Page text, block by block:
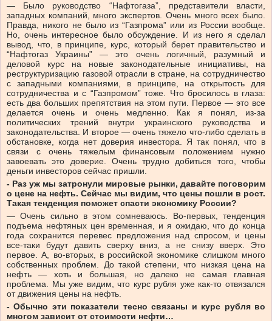
— Было руководство “Нафтогаза”, представители власти,
западных компаний, много экспертов. Очень много всех было.
Правда, никого не было из “Газпрома” или из России вообще.
Но, очень интересное было обсуждение. И из него я сделал
вывод, что, в принципе, курс, который берет правительство и
“Нафтогаз Украины” — это очень логичный, разумный и
деловой курс на новые законодательные инициативы, на
реструктуризацию газовой отрасли в стране, на сотрудничество
с западными компаниями, в принципе, на открытость для
сотрудничества и с “Газпромом” тоже. Что бросилось в глаза:
есть два больших препятствия на этом пути. Первое — это все
делается очень и очень медленно. Как я понял, из-за
политических трений внутри украинского руководства и
законодательства. И второе — очень тяжело что-либо сделать в
обстановке, когда нет доверия инвестора. Я так понял, что в
связи с очень тяжелым финансовым положением нужно
завоевать это доверие. Очень трудно добиться того, чтобы
деньги инвесторов сейчас пришли.
- Раз уж мы затронули мировые рынки, давайте поговорим
о цене на нефть. Сейчас мы видим, что цены пошли в рост.
Такая тенденция поможет спасти экономику России?
— Очень сильно в этом сомневаюсь. Во-первых, тенденция
подъема нефтяных цен временная, и я ожидаю, что до конца
года сохранится перевес предложения над спросом, и цены
все-таки будут давить сверху вниз, а не снизу вверх. Это
первое. А, во-вторых, в российской экономике слишком много
собственных проблем. До такой степени, что низкая цена на
нефть — хоть и большая, но далеко не самая главная
проблема. Мы уже видим, что курс рубля уже как-то отвязался
от движения цены на нефть.
- Обычно эти показатели тесно связаны и курс рубля во
многом зависит от стоимости нефти…